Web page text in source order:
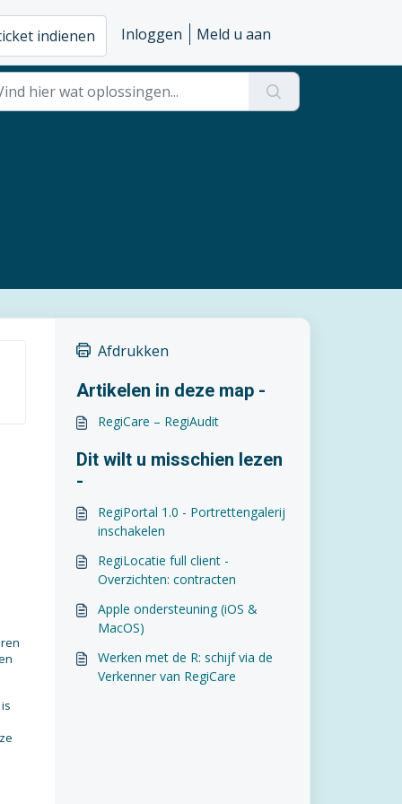
indienen Inloggen Meld u aan
Afdrukken
Artikelen in deze map -
RegiCare – RegiAudit
Dit wilt u misschien lezen
-
RegiPortal 1.0 - Portrettengalerij
inschakelen
RegiLocatie full client -
Overzichten: contracten
Apple ondersteuning (iOS &
MacOS)
Werken met de R: schijf via de
Verkenner van RegiCare